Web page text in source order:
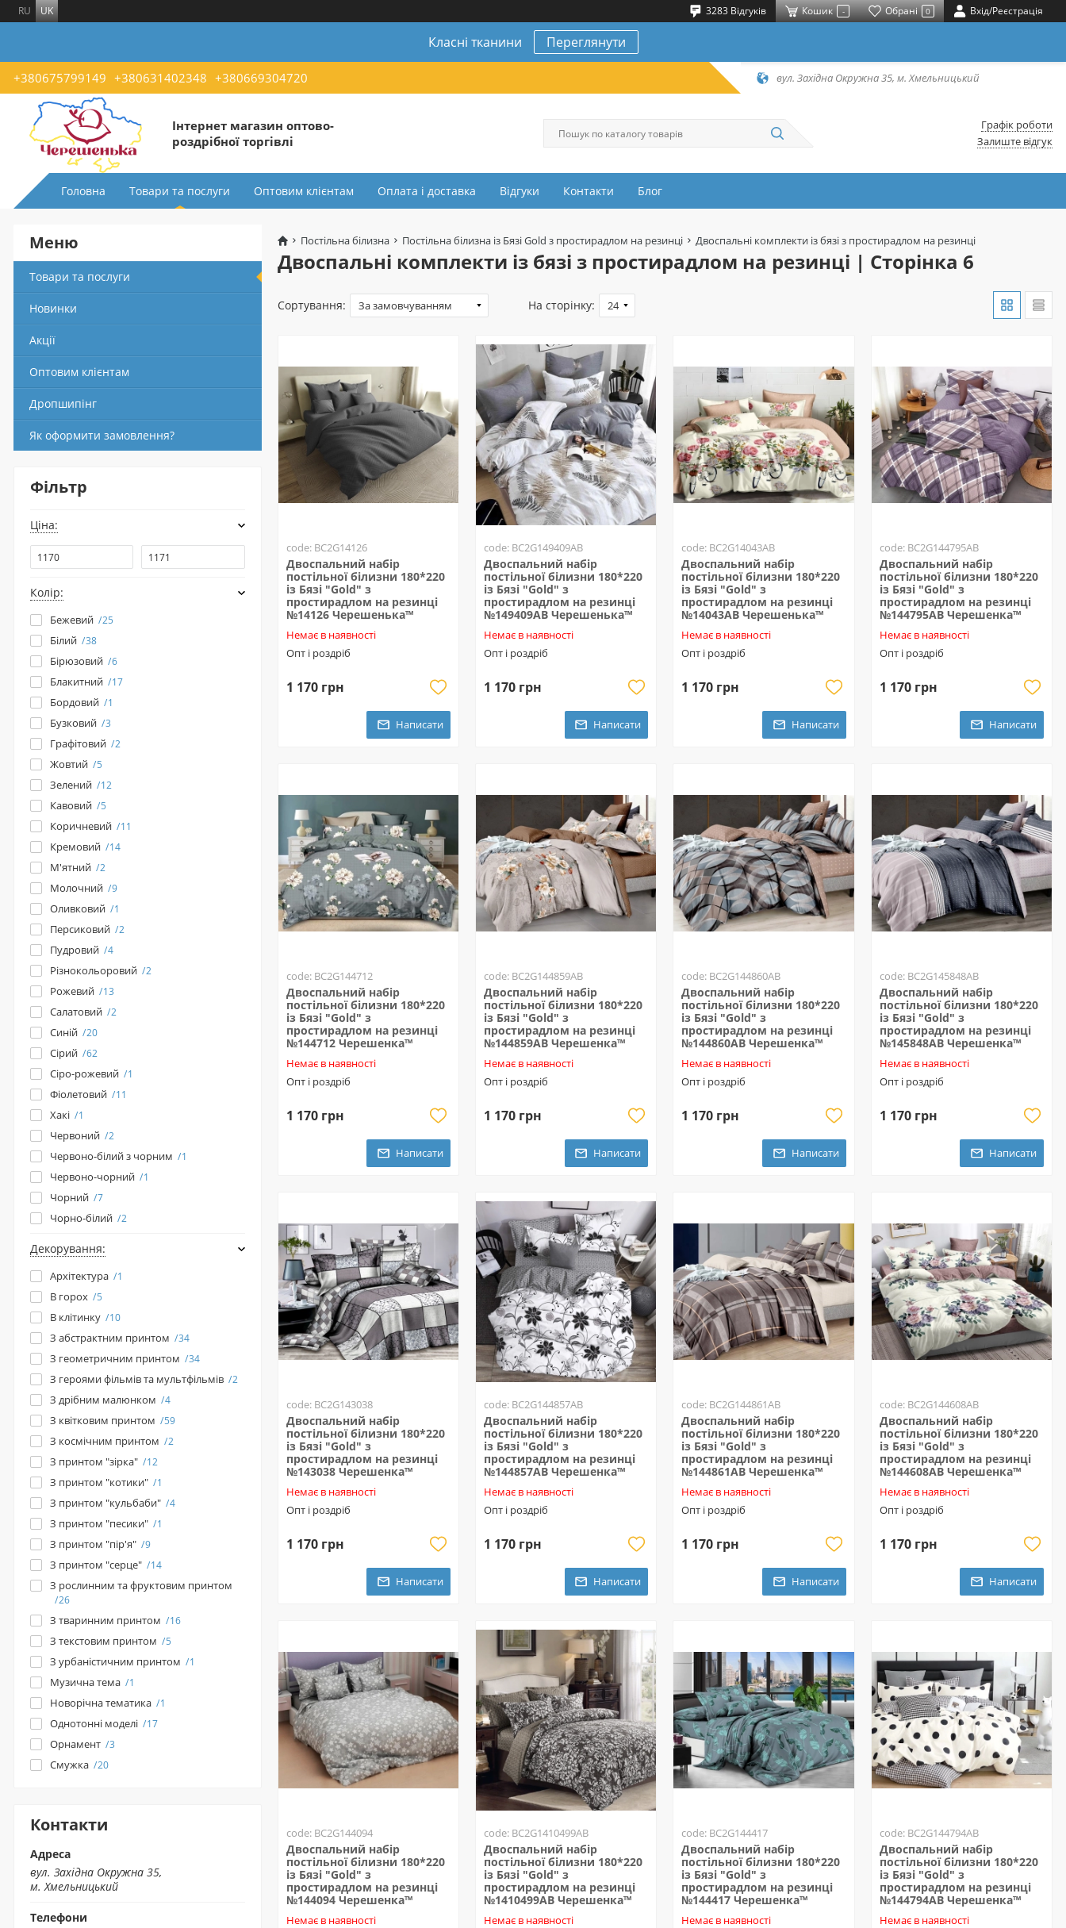
RU UK 3283 Відгуків Кошик - Обрані 0 Вхід/Реєстрація
Класні тканини Переглянути
+380675799149 +380631402348 +380669304720 вул. Західна Окружна 35, м. Хмельницький
Інтернет магазин оптово-
роздрібної торгівлі
Графік роботи
Залиште відгук
Головна Товари та послуги Оптовим клієнтам Оплата і доставка Відгуки Контакти Блог
Постільна білизна Постільна білизна із Бязі Gold з простирадлом на резинці Двоспальні комплекти із бязі з простирадлом на резинці
Двоспальні комплекти із бязі з простирадлом на резинці | Сторінка 6
Сортування: На сторінку:
code: BC2G14126
Двоспальний набір
постільної білизни 180*220
із Бязі "Gold" з
простирадлом на резинці
№14126 Черешенька™
Немає в наявності
Опт і роздріб
1 170 грн
Написати
code: BC2G149409AB
Двоспальний набір
постільної білизни 180*220
із Бязі "Gold" з
простирадлом на резинці
№149409AB Черешенька™
Немає в наявності
Опт і роздріб
1 170 грн
Написати
code: BC2G14043AB
Двоспальний набір
постільної білизни 180*220
із Бязі "Gold" з
простирадлом на резинці
№14043AB Черешенька™
Немає в наявності
Опт і роздріб
1 170 грн
Написати
code: BC2G144795AB
Двоспальний набір
постільної білизни 180*220
із Бязі "Gold" з
простирадлом на резинці
№144795AB Черешенка™
Немає в наявності
Опт і роздріб
1 170 грн
Написати
code: BC2G144712
Двоспальний набір
постільної білизни 180*220
із Бязі "Gold" з
простирадлом на резинці
№144712 Черешенка™
Немає в наявності
Опт і роздріб
1 170 грн
Написати
code: BC2G144859AB
Двоспальний набір
постільної білизни 180*220
із Бязі "Gold" з
простирадлом на резинці
№144859AB Черешенка™
Немає в наявності
Опт і роздріб
1 170 грн
Написати
code: BC2G144860AB
Двоспальний набір
постільної білизни 180*220
із Бязі "Gold" з
простирадлом на резинці
№144860AB Черешенка™
Немає в наявності
Опт і роздріб
1 170 грн
Написати
code: BC2G145848AB
Двоспальний набір
постільної білизни 180*220
із Бязі "Gold" з
простирадлом на резинці
№145848AB Черешенка™
Немає в наявності
Опт і роздріб
1 170 грн
Написати
code: BC2G143038
Двоспальний набір
постільної білизни 180*220
із Бязі "Gold" з
простирадлом на резинці
№143038 Черешенка™
Немає в наявності
Опт і роздріб
1 170 грн
Написати
code: BC2G144857AB
Двоспальний набір
постільної білизни 180*220
із Бязі "Gold" з
простирадлом на резинці
№144857AB Черешенка™
Немає в наявності
Опт і роздріб
1 170 грн
Написати
code: BC2G144861AB
Двоспальний набір
постільної білизни 180*220
із Бязі "Gold" з
простирадлом на резинці
№144861AB Черешенка™
Немає в наявності
Опт і роздріб
1 170 грн
Написати
code: BC2G144608AB
Двоспальний набір
постільної білизни 180*220
із Бязі "Gold" з
простирадлом на резинці
№144608AB Черешенка™
Немає в наявності
Опт і роздріб
1 170 грн
Написати
code: BC2G144094
Двоспальний набір
постільної білизни 180*220
із Бязі "Gold" з
простирадлом на резинці
№144094 Черешенка™
Немає в наявності
code: BC2G1410499AB
Двоспальний набір
постільної білизни 180*220
із Бязі "Gold" з
простирадлом на резинці
№1410499AB Черешенка™
Немає в наявності
code: BC2G144417
Двоспальний набір
постільної білизни 180*220
із Бязі "Gold" з
простирадлом на резинці
№144417 Черешенка™
Немає в наявності
code: BC2G144794AB
Двоспальний набір
постільної білизни 180*220
із Бязі "Gold" з
простирадлом на резинці
№144794AB Черешенка™
Немає в наявності
Меню
Товари та послуги
Новинки
Акції
Оптовим клієнтам
Дропшипінг
Як оформити замовлення?
Фільтр
Ціна:
Колір:
Бежевий 25
Білий 38
Бірюзовий 6
Блакитний 17
Бордовий 1
Бузковий 3
Графітовий 2
Жовтий 5
Зелений 12
Кавовий 5
Коричневий 11
Кремовий 14
М'ятний 2
Молочний 9
Оливковий 1
Персиковий 2
Пудровий 4
Різнокольоровий 2
Рожевий 13
Салатовий 2
Синій 20
Сірий 62
Сіро-рожевий 1
Фіолетовий 11
Хакі 1
Червоний 2
Червоно-білий з чорним 1
Червоно-чорний 1
Чорний 7
Чорно-білий 2
Декорування:
Архітектура 1
В горох 5
В клітинку 10
З абстрактним принтом 34
З геометричним принтом 34
З героями фільмів та мультфільмів 2
З дрібним малюнком 4
З квітковим принтом 59
З космічним принтом 2
З принтом "зірка" 12
З принтом "котики" 1
З принтом "кульбаби" 4
З принтом "песики" 1
З принтом "пір'я" 9
З принтом "серце" 14
З рослинним та фруктовим принтом
26
З тваринним принтом 16
З текстовим принтом 5
З урбаністичним принтом 1
Музична тема 1
Новорічна тематика 1
Однотонні моделі 17
Орнамент 3
Смужка 20
Контакти
Адреса
вул. Західна Окружна 35,
м. Хмельницький
Телефони